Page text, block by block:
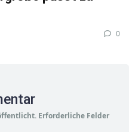
0
Erforderliche Felder